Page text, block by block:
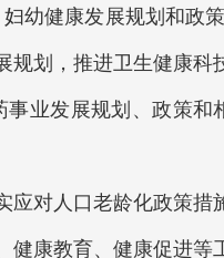
健康发展规划和政策
划，推进卫生健康科
发展规划、政策和
对人口老龄化政策措
康教育、健康促进等